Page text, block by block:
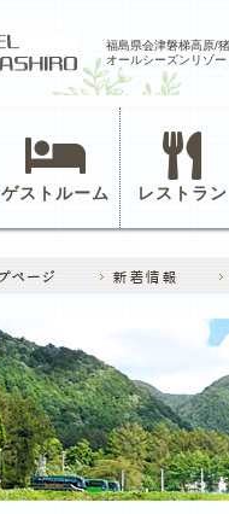
福島県会津磐梯高原/
オールシーズンリゾ
ゲストルーム レストラン